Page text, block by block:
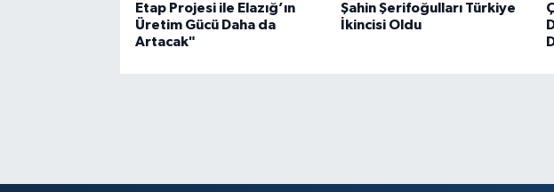
Etap Projesi ile Elazığ’ın
Üretim Gücü Daha da
Artacak"
Şahin Şerifoğulları Türkiye
İkincisi Oldu